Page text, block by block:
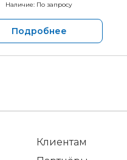
Наличие: По запросу
Подробнее
Клиентам